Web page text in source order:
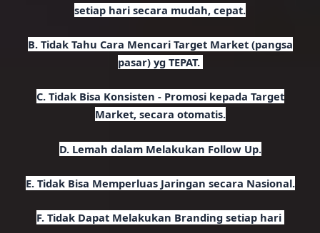
setiap hari secara mudah, cepat.
B. Tidak Tahu Cara Mencari Target Market (pangsa
pasar) yg TEPAT.
C. Tidak Bisa Konsisten - Promosi kepada Target
Market, secara otomatis.
D. Lemah dalam Melakukan Follow Up.
E. Tidak Bisa Memperluas Jaringan secara Nasional.
F. Tidak Dapat Melakukan Branding setiap hari